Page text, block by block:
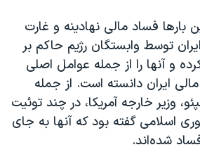
بارها فساد مالی نهادینه و غارت
توسط وابستگان رژیم حاکم بر
و آنها را از جمله عوامل اصلی
ایران دانسته است. از جمله
وزیر خارجه آمریکا، در چند توئیت
اسلامی گفته بود که آنها به جای
شده‌اند.